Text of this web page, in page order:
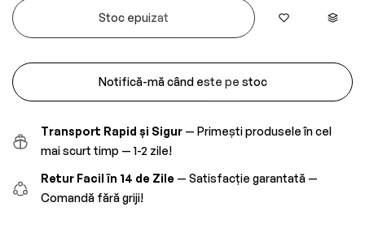
Stoc epuizat
Notifică-mă când este pe stoc
Transport Rapid și Sigur — Primești produsele în cel
mai scurt timp — 1-2 zile!
Retur Facil în 14 de Zile — Satisfacție garantată —
Comandă fără griji!